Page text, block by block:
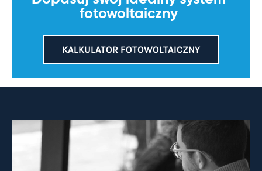
fotowoltaiczny
KALKULATOR FOTOWOLTAICZNY